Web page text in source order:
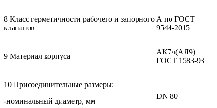
8 Класс герметичности рабочего и запорного
клапанов
А по ГОСТ
9544-2015
9 Материал корпуса
АК7ч(АЛ9)
ГОСТ 1583-93
10 Присоединительные размеры:
-номинальный диаметр, мм
DN 80